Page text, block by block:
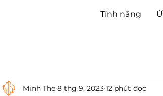
Tính năng
Minh The 8 thg 9, 2023 12 phút đọc